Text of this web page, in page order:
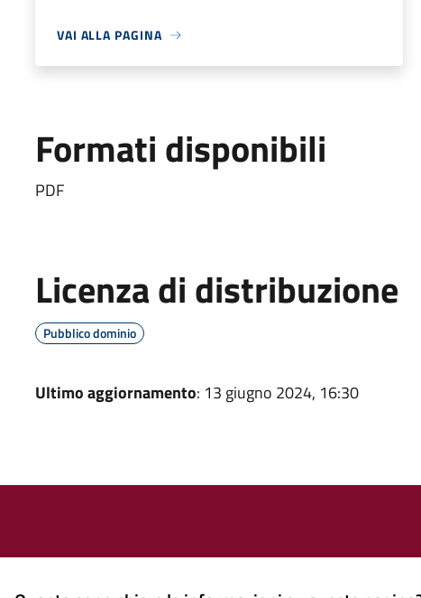
VAI ALLA PAGINA
Formati disponibili
PDF
Licenza di distribuzione
Pubblico dominio
Ultimo aggiornamento: 13 giugno 2024, 16:30